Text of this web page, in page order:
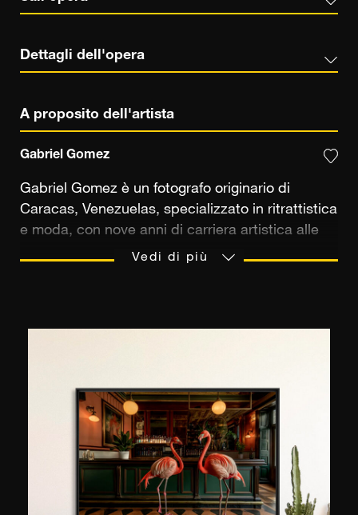
Dettagli dell'opera
A proposito dell'artista
Gabriel Gomez
Gabriel Gomez è un fotografo originario di
Caracas, Venezuelas, specializzato in ritrattistica
e moda, con nove anni di carriera artistica alle
spalle. Gabriel ha preso le sue prime lezioni di
esplorare questo campo, così come il
surrealismo, la moda e l'architettura. Lavora
come fotografo di moda per marchi venezuelani
da quasi un decennio, nel 2013 è stato premiato
per il suo miglior lavoro documentario e per la
sua silhouette ai Fila Awards. Ha studiato presso
Vedi di più